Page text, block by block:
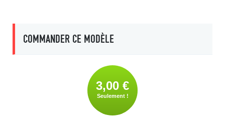
COMMANDER CE MODÈLE
3,00 €
Seulement !